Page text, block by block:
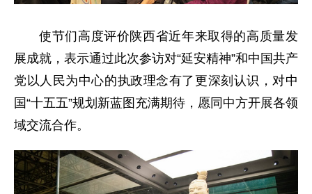
使节们高度评价陕西省近年来取得的高质量发
展成就，表示通过此次参访对“延安精神”和中国共产
党以人民为中心的执政理念有了更深刻认识，对中
国“十五五”规划新蓝图充满期待，愿同中方开展各领
域交流合作。